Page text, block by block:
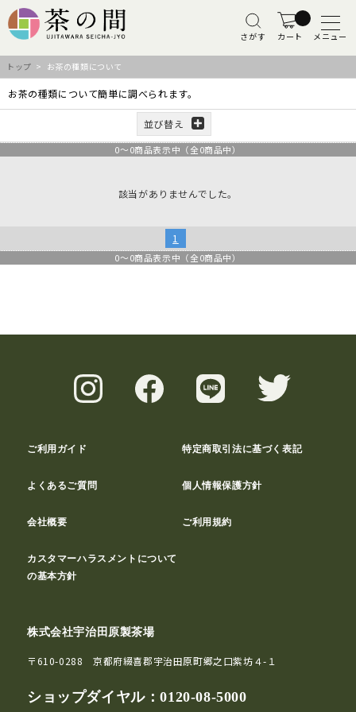
さがす カート メニュー
トップ > お茶の種類について
お茶の種類について簡単に調べられます。
並び替え
0～0商品表示中（全0商品中）
該当がありませんでした。
1
0～0商品表示中（全0商品中）
ご利用ガイド 特定商取引法に基づく表記
よくあるご質問 個人情報保護方針
会社概要 ご利用規約
カスタマーハラスメントについて
の基本方針
株式会社宇治田原製茶場
〒610-0288 京都府綴喜郡宇治田原町郷之口紫坊４-１
ショップダイヤル：0120-08-5000